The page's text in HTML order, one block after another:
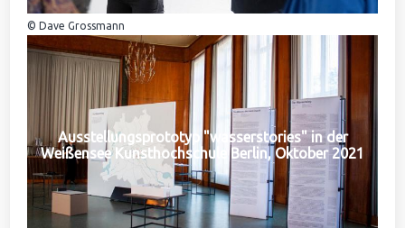
© Dave Grossmann
Ausstellungsprototyp "wasserstories" in der
Weißensee Kunsthochschule Berlin, Oktober 2021